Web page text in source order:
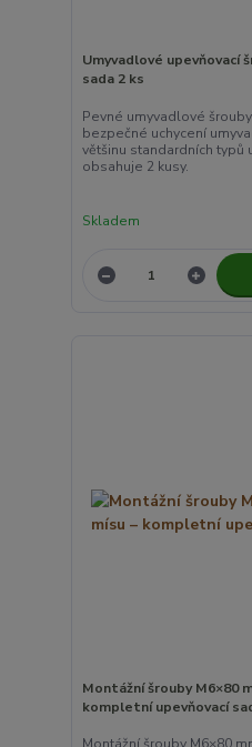
Umyvadlové upevňovací
sada 2 ks
Pevné umyvadlové
bezpečné uchycení
většinu standardních typů
obsahuje 2 kusy.
Skladem
Montážní šrouby M6×80
kompletní upevňovací